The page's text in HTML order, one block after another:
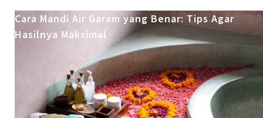
Cara Mandi Air Garam yang Benar: Tips Agar
Hasilnya Maksimal